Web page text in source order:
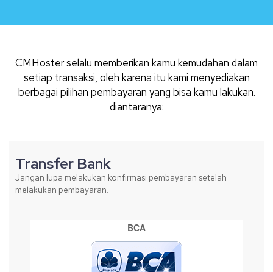
CMHoster selalu memberikan kamu kemudahan dalam
setiap transaksi, oleh karena itu kami menyediakan
berbagai pilihan pembayaran yang bisa kamu lakukan.
diantaranya:
Transfer Bank
Jangan lupa melakukan konfirmasi pembayaran setelah
melakukan pembayaran.
BCA